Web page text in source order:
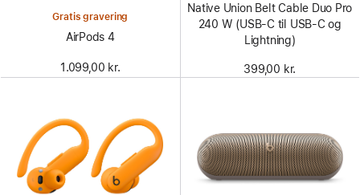
Gratis gravering
AirPods 4
1.099,00 kr.
Native Union Belt Cable Duo Pro
240 W (USB-C til USB-C og
Lightning)
399,00 kr.